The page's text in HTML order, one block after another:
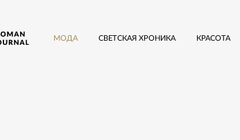
МОДА СВЕТСКАЯ ХРОНИКА КРАСОТА